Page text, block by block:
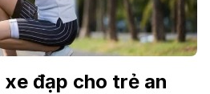
đạp cho trẻ an